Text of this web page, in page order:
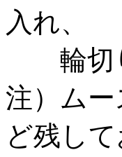
入れ、
輪切り
注）ム
ど残して